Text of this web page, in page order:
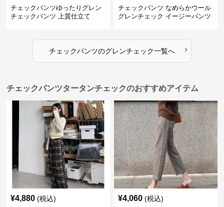
チェックパンツゆったりグレン
チェックパンツ 上質仕立て
チェックパンツ なめらかウール
グレンチェック イージーパンツ
チェックパンツのグレンチェック一覧へ ›
チェックパンツタータンチェックのおすすめアイテム
¥4,880 (税込) ¥4,060 (税込)